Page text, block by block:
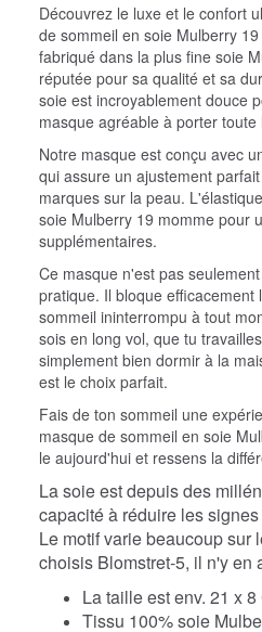
Découvrez le luxe et le confort
de sommeil en soie Mulberry
fabriqué dans la plus fine soie
réputée pour sa qualité et sa
soie est incroyablement douce
masque agréable à porter toute
Notre masque est conçu avec
qui assure un ajustement
marques sur la peau.
soie Mulberry 19 momme pour
supplémentaires.
Ce masque n'est pas
pratique. Il bloque efficacement
sommeil ininterrompu à tout
sois en long vol, que tu
simplement bien dormir à la
est le choix parfait.
Fais de ton sommeil une
masque de sommeil en soie
le aujourd'hui et ressens la
La soie est depuis des
capacité à réduire les
Le motif varie beaucoup sur
choisis Blomstret-5, il n'y en
La taille est env. 21 x 8
Tissu 100% soie